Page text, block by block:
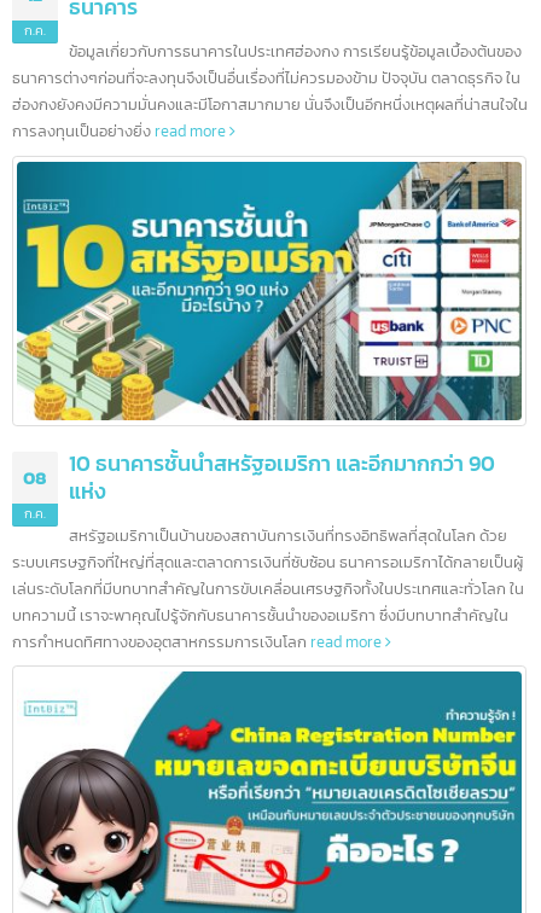
12 10 ธนาคารชั้นนำในฮ่องกง และอีกมากกว่า 200
ธนาคาร
ข้อมูลเกี่ยวกับการธนาคารในประเทศฮ่องกง การเรียนรู้ข้อมูลเบื้องต้นข
ธนาคารต่างๆก่อนที่จะลงทุนจึงเป็นอื่นเรื่องที่ไม่ควรมองข้าม ปัจจุบัน ตลาดธุรกิจ
ฮ่องกงยังคงมีความมั่นคงและมีโอกาสมากมาย นั่นจึงเป็นอีกหนึ่งเหตุผลที่น่าสนใ
การลงทุนเป็นอย่างยิ่งread more
08 10 ธนาคารชั้นนำสหรัฐอเมริกา และอีกมากกว่า 90
แห่ง
สหรัฐอเมริกาเป็นบ้านของสถาบันการเงินที่ทรงอิทธิพลที่สุดในโลก ด้วย
ระบบเศรษฐกิจที่ใหญ่ที่สุดและตลาดการเงินที่ซับซ้อน ธนาคารอเมริกาได้กลายเป็
เล่นระดับโลกที่มีบทบาทสำคัญในการขับเคลื่อนเศรษฐกิจทั้งในประเทศและทั่วโลก
บทความนี้ เราจะพาคุณไปรู้จักกับธนาคารชั้นนำของอเมริกา ซึ่งมีบทบาทสำคัญใน
การกำหนดทิศทางของอุตสาหกรรมการเงินโลกread more